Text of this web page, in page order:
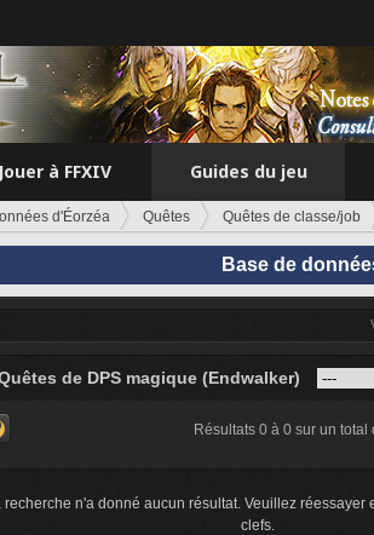
Jouer à FFXIV Guides du jeu
d'Éorzéa Quêtes Quêtes de classe/job
Base de
de DPS magique (Endwalker)
Résultats 0 à 0 sur un total
recherche n'a donné aucun résultat. Veuillez réessayer
clefs.